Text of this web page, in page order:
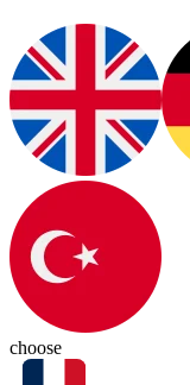
choose